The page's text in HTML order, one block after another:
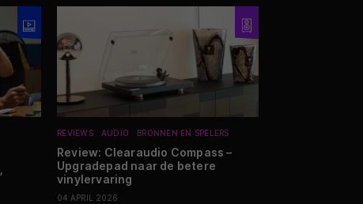
REVIEWS AUDIO BRONNEN EN SPELERS
Review: Clearaudio Compass –
Upgradepad naar de betere
vinylervaring
04 APRIL 2026